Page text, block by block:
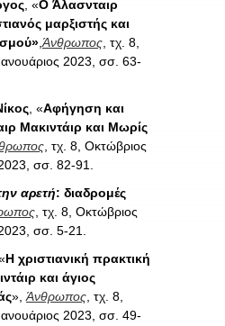
, «Ο Άλασνταιρ
μαρξιστής και
Άνθρωπος , τχ. 8,
2023, σσ. 63-
, «Αφήγηση και
Μακιντάιρ και Μωρίς
, τχ. 8, Οκτώβριος
σσ. 82-91.
αρετή: διαδρομές
, τχ. 8, Οκτώβριος
σσ. 5-21.
Η χριστιανική πρακτική
και άγιος
», Άνθρωπος , τχ. 8,
2023, σσ. 49-